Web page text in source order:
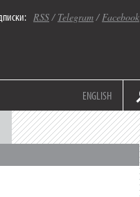
RSS/ Telegram/Facebook
ENGLISH